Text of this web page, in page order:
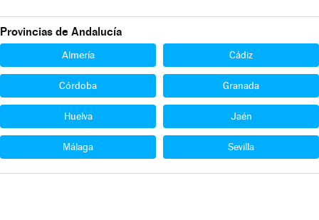
Provincias de Andalucía
Almería Cádiz
Córdoba Granada
Huelva Jaén
Málaga Sevilla